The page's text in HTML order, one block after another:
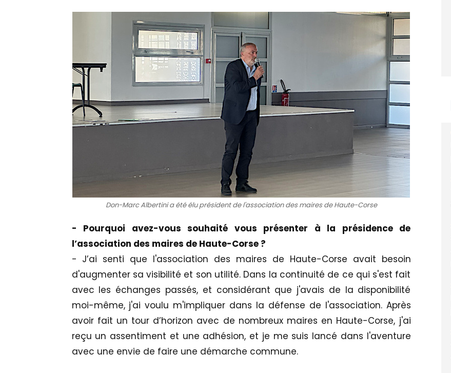
Don-Marc Albertini a été élu président de l'association des maires de Haute-Corse
- Pourquoi avez-vous souhaité vous présenter à la présidence de
l’association des maires de Haute-Corse ?
- J’ai senti que l'association des maires de Haute-Corse avait besoin
d'augmenter sa visibilité et son utilité. Dans la continuité de ce qui s'est fait
avec les échanges passés, et considérant que j'avais de la disponibilité
moi-même, j'ai voulu m'impliquer dans la défense de l'association. Après
avoir fait un tour d’horizon avec de nombreux maires en Haute-Corse, j'ai
reçu un assentiment et une adhésion, et je me suis lancé dans l'aventure
avec une envie de faire une démarche commune.